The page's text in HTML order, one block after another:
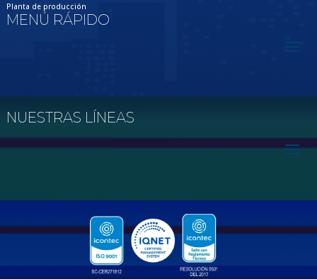
Planta de producción
MENÚ RÁPIDO
NUESTRAS LÍNEAS